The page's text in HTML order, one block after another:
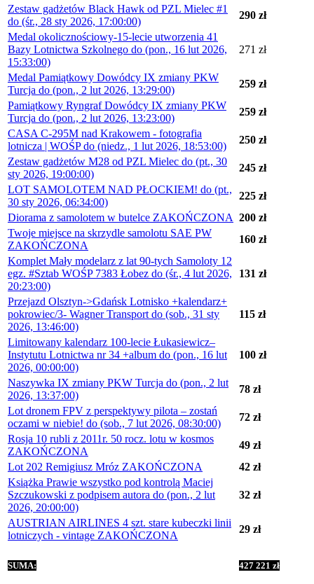
Zestaw gadżetów Black Hawk od PZL Mielec #1
do (śr., 28 sty 2026, 17:00:00)
290 zł
Medal okolicznościowy-15-lecie utworzenia 41
Bazy Lotnictwa Szkolnego do (pon., 16 lut 2026,
15:33:00)
271 zł
Medal Pamiątkowy Dowódcy IX zmiany PKW
Turcja do (pon., 2 lut 2026, 13:29:00)
259 zł
Pamiątkowy Ryngraf Dowódcy IX zmiany PKW
Turcja do (pon., 2 lut 2026, 13:23:00)
259 zł
CASA C-295M nad Krakowem - fotografia
lotnicza | WOŚP do (niedz., 1 lut 2026, 18:53:00)
250 zł
Zestaw gadżetów M28 od PZL Mielec do (pt., 30
sty 2026, 19:00:00)
245 zł
LOT SAMOLOTEM NAD PŁOCKIEM! do (pt.,
30 sty 2026, 06:34:00)
225 zł
Diorama z samolotem w butelce ZAKOŃCZONA 200 zł
Twoje miejsce na skrzydle samolotu SAE PW
ZAKOŃCZONA
160 zł
Komplet Mały modelarz z lat 90-tych Samoloty 12
egz. #Sztab WOŚP 7383 Łobez do (śr., 4 lut 2026,
20:23:00)
131 zł
Przejazd Olsztyn->Gdańsk Lotnisko +kalendarz+
pokrowiec/3- Wagner Transport do (sob., 31 sty
2026, 13:46:00)
115 zł
Limitowany kalendarz 100-lecie Łukasiewicz–
Instytutu Lotnictwa nr 34 +album do (pon., 16 lut
2026, 00:00:00)
100 zł
Naszywka IX zmiany PKW Turcja do (pon., 2 lut
2026, 13:37:00)
78 zł
Lot dronem FPV z perspektywy pilota – zostań
oczami w niebie! do (sob., 7 lut 2026, 08:30:00)
72 zł
Rosja 10 rubli z 2011r. 50 rocz. lotu w kosmos
ZAKOŃCZONA
49 zł
Lot 202 Remigiusz Mróz ZAKOŃCZONA
42 zł
Książka Prawie wszystko pod kontrolą Maciej
Szczukowski z podpisem autora do (pon., 2 lut
2026, 20:00:00)
32 zł
AUSTRIAN AIRLINES 4 szt. stare kubeczki linii
lotniczych - vintage ZAKOŃCZONA
29 zł
SUMA: 427 221 zł